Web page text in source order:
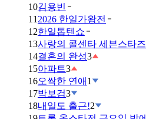
10김용빈
11 2026 한일가왕전
12한일톱텐쇼
13사랑의 콜센타 세븐스타즈
14결혼의 완성3
15아파트3
16오싹한 연애 1
17박보검3
18내일도 출근!2